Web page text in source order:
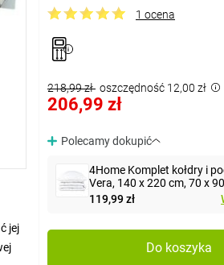
1 ocena
218,99 zł oszczędność 12,00 zł
206,99 zł
Polecamy dokupić
4Home Komplet kołdry i
Vera, 140 x 220 cm, 70 x
119,99 zł
Do koszyka
jej